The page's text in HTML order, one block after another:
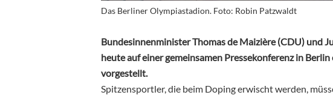
Das Berliner Olympiastadion. Foto: Robin Patzwaldt
Bundesinnenminister Thomas de Maizière (CDU) und
heute auf einer gemeinsamen Pressekonferenz in
vorgestellt.
Spitzensportler, die beim Doping erwischt werden,